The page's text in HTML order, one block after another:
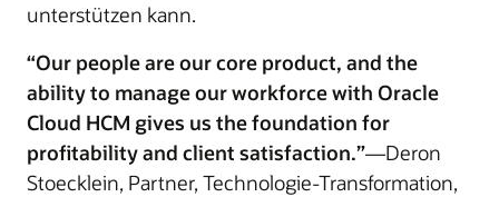
unterstützen kann.
“Our people are our core product, and the
ability to manage our workforce with Oracle
Cloud HCM gives us the foundation for
profitability and client satisfaction.”—Deron
Stoecklein, Partner, Technologie-Transformation,